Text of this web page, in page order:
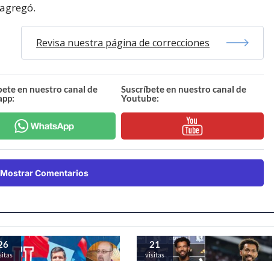
Revisa nuestra página de correcciones
en nuestro canal de
Suscríbete en nuestro canal de
Youtube:
Mostrar Comentarios
21
visitas